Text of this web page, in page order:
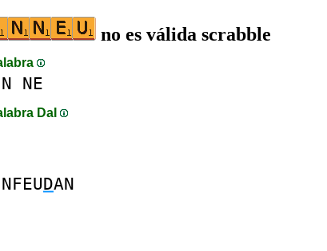
no es válida scrabble
NE
DaI
DAN